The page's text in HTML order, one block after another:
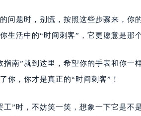
问题时，别慌，按照这些步骤来，
生活中的“时间刺客”，它更愿意是那
指南”就到这里，希望你的手表和你一
你，你才是真正的“时间刺客”！
工”时，不妨笑一笑，想象一下它是不